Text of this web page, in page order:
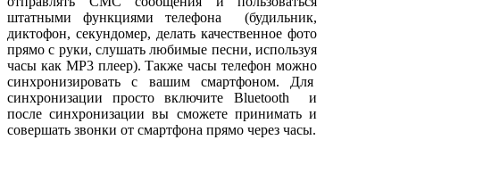
штатными функциями телефона (будильник,
диктофон, секундомер, делать качественное фото
прямо с руки, слушать любимые песни, используя
часы как MP3 плеер). Также часы телефон можно
синхронизировать с вашим смартфоном. Для
синхронизации просто включите Bluetooth и
после синхронизации вы сможете принимать и
совершать звонки от смартфона прямо через часы.